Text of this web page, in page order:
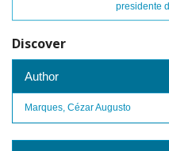
presidente
Discover
Author
Marques, Cézar Augusto